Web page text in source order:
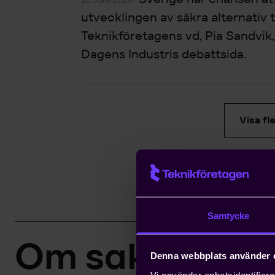
Samtycke
Denna webbplats använder
utvecklingen av säkra alternativ
Teknikföretagens vd, Pia
Dagens Industris debattsida.
Visa
Om